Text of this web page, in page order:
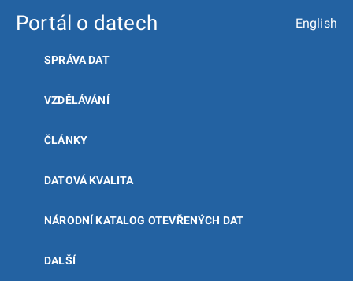
Portál o datech English
SPRÁVA DAT
VZDĚLÁVÁNÍ
ČLÁNKY
DATOVÁ KVALITA
NÁRODNÍ KATALOG OTEVŘENÝCH DAT
DALŠÍ